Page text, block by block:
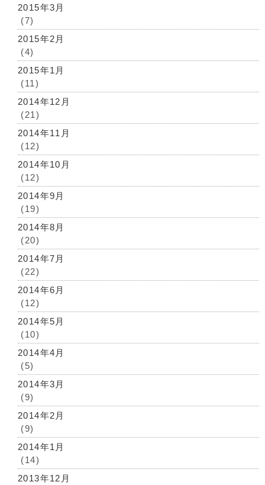
2015年3月
(7)
2015年2月
(4)
2015年1月
(11)
2014年12月
(21)
2014年11月
(12)
2014年10月
(12)
2014年9月
(19)
2014年8月
(20)
2014年7月
(22)
2014年6月
(12)
2014年5月
(10)
2014年4月
(5)
2014年3月
(9)
2014年2月
(9)
2014年1月
(14)
2013年12月